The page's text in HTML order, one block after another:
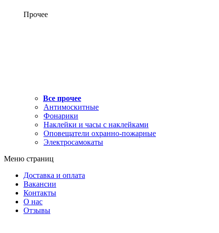
Прочее
Все прочее
Антимоскитные
Фонарики
Наклейки и часы с наклейками
Оповещатели охранно-пожарные
Электросамокаты
Меню страниц
Доставка и оплата
Вакансии
Контакты
О нас
Отзывы